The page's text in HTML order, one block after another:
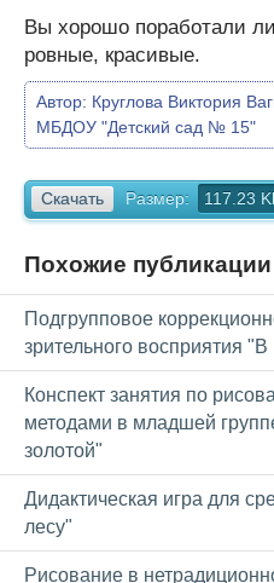
Вы хорошо поработали
ровные, красивые.
Автор: Круглова Виктория
МБДОУ "Детский сад № 15"
Скачать Размер: 117.23
Похожие публикации
Подгрупповое
зрительного восприятия "В
Конспект занятия по
методами в младшей
золотой"
Дидактическая игра для
лесу"
Рисование в